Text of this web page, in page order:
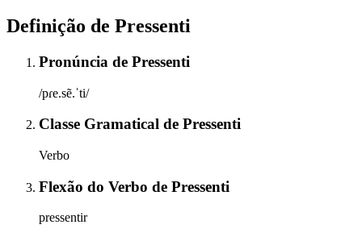
Definição de Pressenti
Pronúncia de Pressenti
/pɾe.sẽ.ˈti/
Classe Gramatical de Pressenti
Verbo
Flexão do Verbo de Pressenti
pressentir